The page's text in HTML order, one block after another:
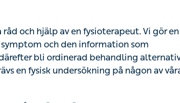
och hjälp av en fysioterapeut. Vi gör en
och den information som framkommer
behandling alternativt bli hänvisad till
på någon av våra vårdcentraler.
vårdmötet. För att kunna boka ett barnmöte